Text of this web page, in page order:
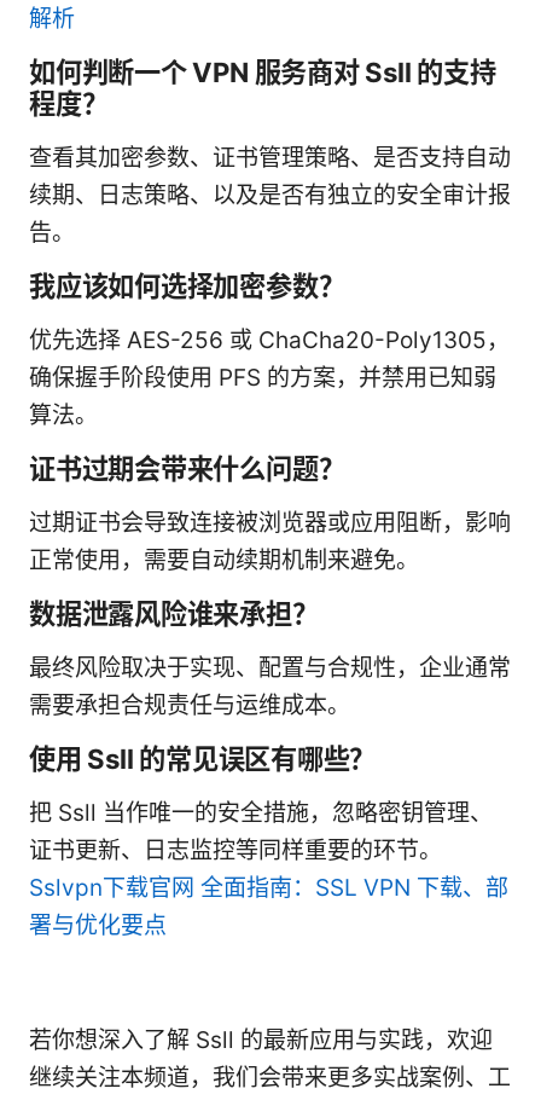
解析
如何判断一个 VPN 服务商对 Ssll 的支持
程度？
查看其加密参数、证书管理策略、是否支持自动
续期、日志策略、以及是否有独立的安全审计报
告。
我应该如何选择加密参数？
优先选择 AES-256 或 ChaCha20-Poly1305，
确保握手阶段使用 PFS 的方案，并禁用已知弱
算法。
证书过期会带来什么问题？
过期证书会导致连接被浏览器或应用阻断，影响
正常使用，需要自动续期机制来避免。
数据泄露风险谁来承担？
最终风险取决于实现、配置与合规性，企业通常
需要承担合规责任与运维成本。
使用 Ssll 的常见误区有哪些？
把 Ssll 当作唯一的安全措施，忽略密钥管理、
证书更新、日志监控等同样重要的环节。
Sslvpn下载官网 全面指南：SSL VPN 下载、部
署与优化要点
若你想深入了解 Ssll 的最新应用与实践，欢迎
继续关注本频道，我们会带来更多实战案例、工